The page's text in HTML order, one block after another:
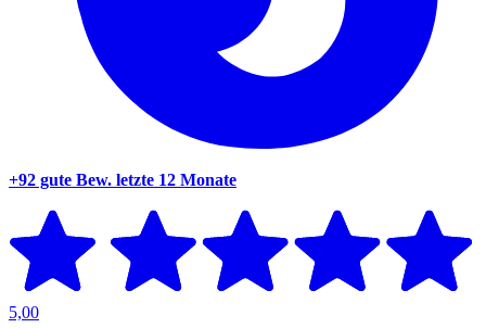
+92 gute Bew. letzte 12 Monate
5,00